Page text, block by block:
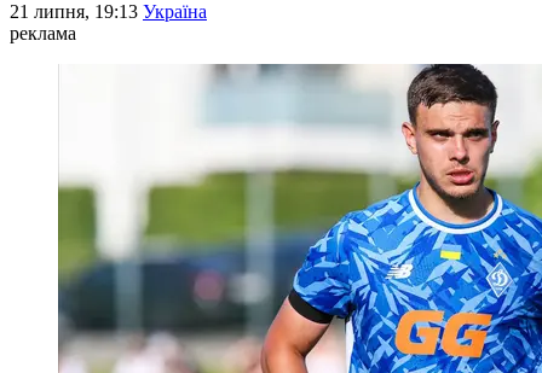
21 липня, 19:13 Україна
реклама